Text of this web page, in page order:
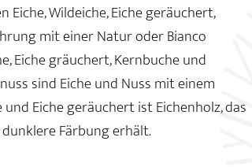
Wildeiche, Eiche geräuchert,
mit einer Natur oder Bianco
Eiche gräuchert, Kernbuche und
sind Eiche und Nuss mit einem
Eiche geräuchert ist Eichenholz, das
Färbung erhält.